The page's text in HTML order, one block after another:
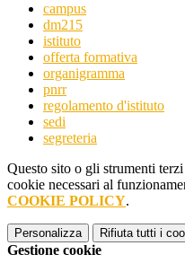
campus
dm215
istituto
offerta formativa
organigramma
pnrr
regolamento d'istituto
sedi
segreteria
Questo sito o gli strumenti
cookie necessari al
COOKIE POLICY.
Personalizza Rifiuta tutti i
Gestione cookie